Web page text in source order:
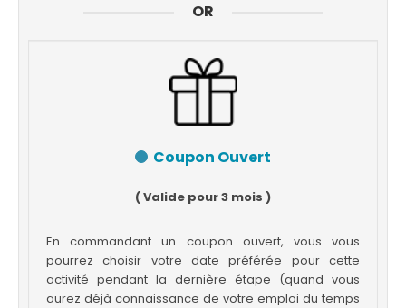
OR
Coupon Ouvert
( Valide pour 3 mois )
En commandant un coupon ouvert, vous vous
pourrez choisir votre date préférée pour cette
activité pendant la dernière étape (quand vous
aurez déjà connaissance de votre emploi du temps